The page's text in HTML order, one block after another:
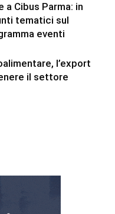
a Cibus Parma: in
tematici sul
eventi
l’export
il settore